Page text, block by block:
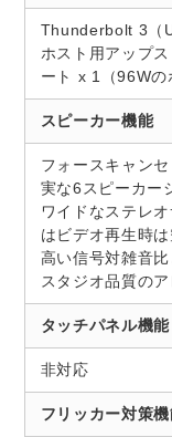
Thunderbolt 3（
ホスト用アップ
ート x 1（96Wの
スピーカー機能
フォースキャン
実な6スピーカー
ワイドなステレ
はビデオ再生時
高い信号対雑音
スタジオ品質の
タッチパネル機能
非対応
フリッカー対策